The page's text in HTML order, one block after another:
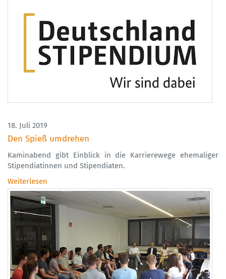
18. Juli 2019
Den Spieß umdrehen
Kaminabend gibt Einblick in die Karrierewege ehemaliger
Stipendiatinnen und Stipendiaten.
Weiterlesen